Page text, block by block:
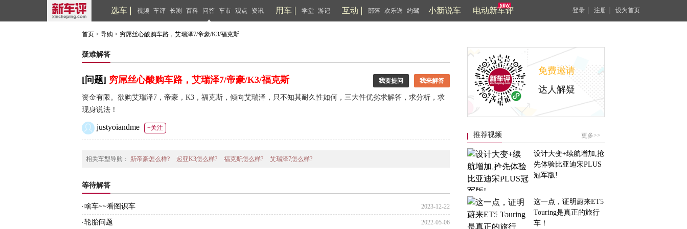
选车 视频 车评 长测 百科 问答 车市 观点 资讯 用车 学堂 游记 互动 部落 欢乐送 约驾 小新说车 电动新车评 登录 注册 设为首页
首页 > 导购 > 穷屌丝心酸购车路，艾瑞泽7/帝豪/K3/福克斯
疑难解答
我要提问 我来解答
[问题] 穷屌丝心酸购车路，艾瑞泽7/帝豪/K3/福克斯
资金有限。欲购艾瑞泽7，帝豪，K3，福克斯，倾向艾瑞泽，只不知其耐久性如何，三大件优劣求解答，求分析，求
现身说法！
justyoiandme +关注
相关车型导购： 新帝豪怎么样? 起亚K3怎么样? 福克斯怎么样? 艾瑞泽7怎么样?
等待解答
2023-12-22
啥车~~看图识车
2022-05-06
轮胎问题
免费邀请
达人解疑
推荐视频 更多>>
设计大变+续航增加,抢
先体验比亚迪宋PLUS
冠军版!
这一点，证明蔚来ET5
Touring是真正的旅行
车！